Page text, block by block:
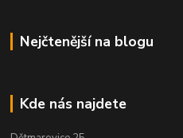
Nejčtenější na blogu
Kde nás najdete